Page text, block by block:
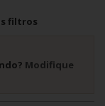
filtros
Modifique